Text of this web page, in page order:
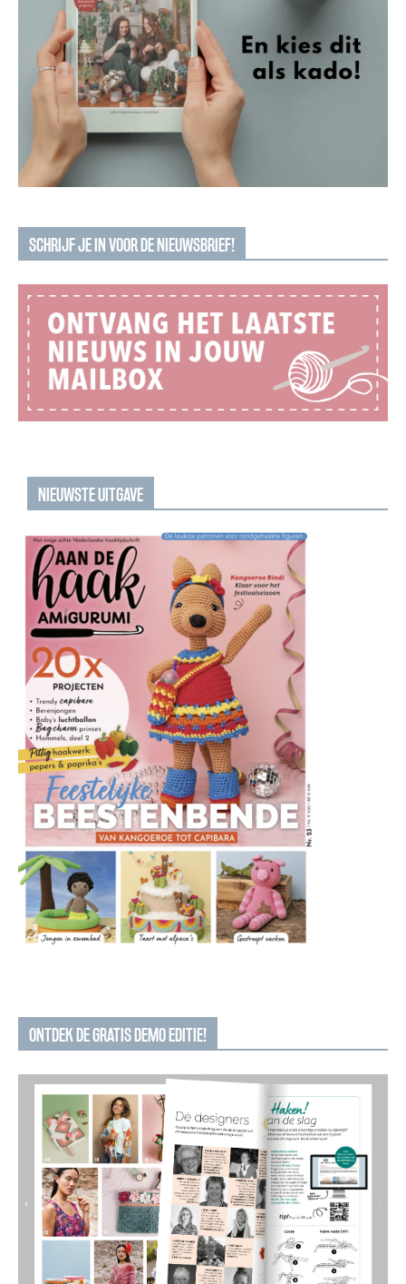
SCHRIJF JE IN VOOR DE NIEUWSBRIEF!
NIEUWSTE UITGAVE
ONTDEK DE GRATIS DEMO EDITIE!